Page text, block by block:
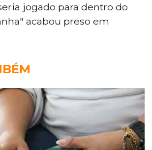
jogado para dentro do
acabou preso em